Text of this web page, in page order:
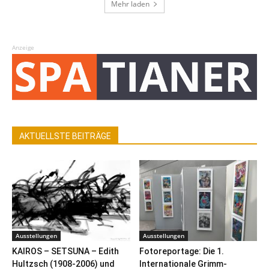
Mehr laden
Anzeige
AKTUELLSTE BEITRÄGE
Ausstellungen
KAIROS – SETSUNA – Edith
Hultzsch (1908-2006) und
Ausstellungen
Fotoreportage: Die 1.
Internationale Grimm-